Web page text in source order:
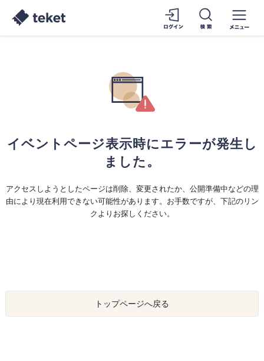
イベントページ表示時にエラーが発生し
ました。
アクセスしようとしたページは削除、変更されたか、公開準備中などの理
由により現在利用できない可能性があります。お手数ですが、下記のリン
クよりお探しください。
トップページへ戻る